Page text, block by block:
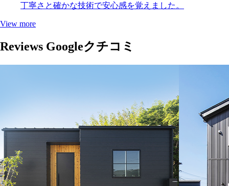
丁寧さと確かな技術で安心感を覚えました。
View more
Reviews Googleクチコミ